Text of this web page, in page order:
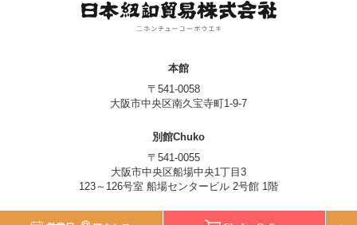
本館
〒541-0058
大阪市中央区南久宝寺町1-9-7
別館Chuko
〒541-0055
大阪市中央区船場中央1丁目3
123～126号室 船場センタービル 2号館 1階
© Nippon Chuko Co., Ltd.